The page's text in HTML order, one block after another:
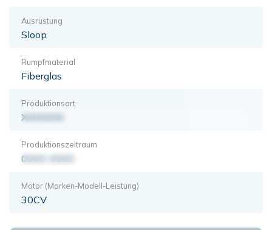
Ausrüstung
Sloop
Rumpfmaterial
Fiberglas
Produktionsart
XXXXXXX
Produktionszeitraum
0000-0000
Motor (Marken-Modell-Leistung)
30CV